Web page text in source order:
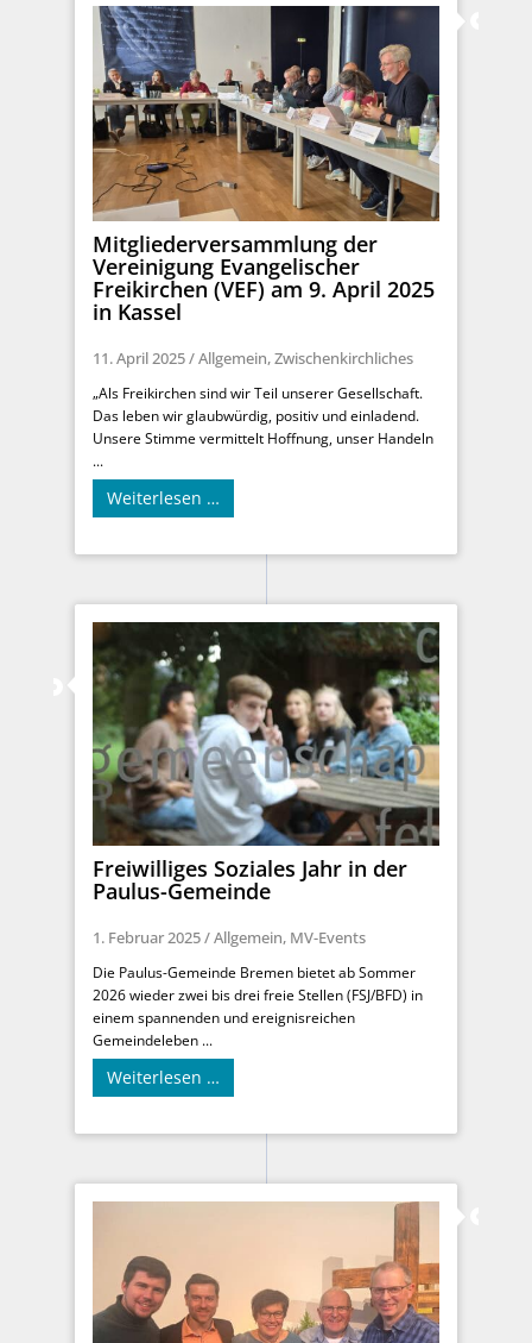
Mitgliederversammlung der
Vereinigung Evangelischer
Freikirchen (VEF) am 9. April 2025
in Kassel
11. April 2025/Allgemein,Zwischenkirchliches
„Als Freikirchen sind wir Teil unserer Gesellschaft.
Das leben wir glaubwürdig, positiv und einladend.
Unsere Stimme vermittelt Hoffnung, unser Handeln
...
Weiterlesen …
Freiwilliges Soziales Jahr in der
Paulus-Gemeinde
1. Februar 2025/Allgemein, MV-Events
Die Paulus-Gemeinde Bremen bietet ab Sommer
2026 wieder zwei bis drei freie Stellen (FSJ/BFD) in
einem spannenden und ereignisreichen
Gemeindeleben ...
Weiterlesen …